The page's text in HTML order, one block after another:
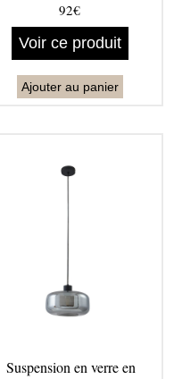
92€
Voir ce produit
Ajouter au panier
Suspension en verre en